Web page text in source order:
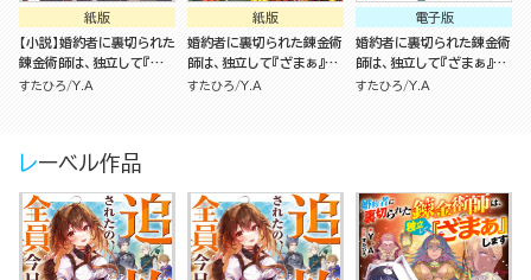
紙版
【小説】婚約者に裏切られた
錬金術師は、独立して『ざ
まぁ』します （2）
すたひろ Y.A
紙版
婚約者に裏切られた錬金術
師は、独立して『ざまぁ』し
ます（2）
すたひろ Y.A
電子版
婚約者に裏切られた錬金術
師は、独立して『ざまぁ』し
ます コミック版 （分冊版）
すたひろ Y.A
レーベル作品